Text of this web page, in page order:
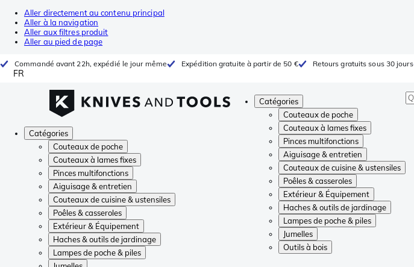
Aller directement au contenu principal
Aller à la navigation
Aller aux filtres produit
Aller au pied de page
Commandé avant 22h, expédié le jour même Expédition gratuite à partir de 50 € Retours gratuits sous 30 jours
FR
Catégories
Couteaux de poche
Couteaux à lames fixes
Pinces multifonctions
Aiguisage & entretien
Couteaux de cuisine & ustensiles
Poêles & casseroles
Extérieur & Équipement
Haches & outils de jardinage
Lampes de poche & piles
Jumelles
Outils à bois
Catégories
Couteaux de poche
Couteaux à lames fixes
Pinces multifonctions
Aiguisage & entretien
Couteaux de cuisine & ustensiles
Poêles & casseroles
Extérieur & Équipement
Haches & outils de jardinage
Lampes de poche & piles